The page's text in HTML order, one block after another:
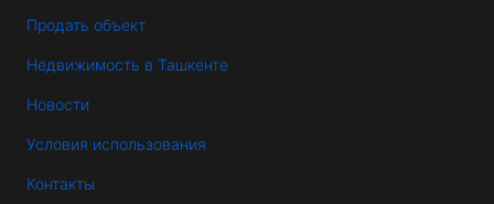
Продать объект
Недвижимость в Ташкенте
Новости
Условия использования
Контакты